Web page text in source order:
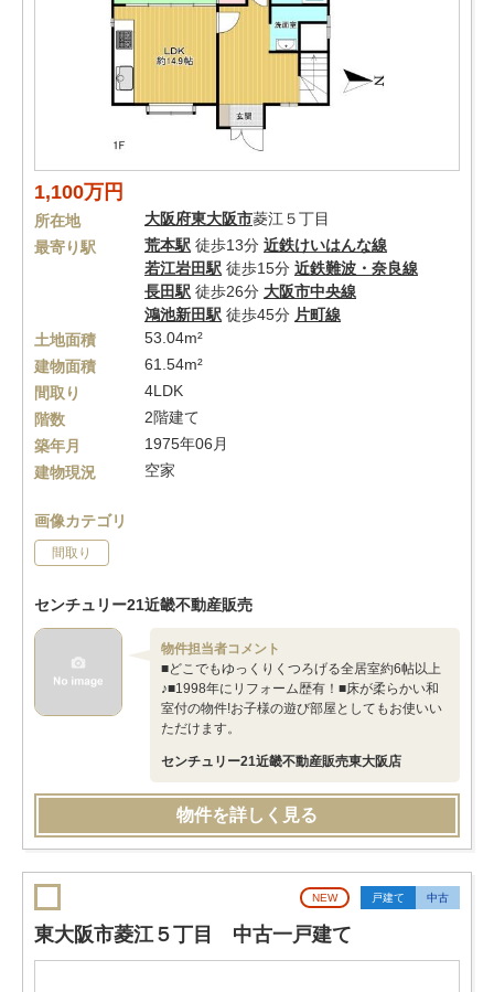
1,100万円
所在地 大阪府東大阪市菱江５丁目
最寄り駅
荒本駅 徒歩13分 近鉄けいはんな線
若江岩田駅 徒歩15分 近鉄難波・奈良線
長田駅 徒歩26分 大阪市中央線
鴻池新田駅 徒歩45分 片町線
土地面積
53.04m²
建物面積
61.54m²
間取り
4LDK
階数
2階建て
築年月
1975年06月
建物現況
空家
画像カテゴリ
間取り
センチュリー21近畿不動産販売
物件担当者コメント
■どこでもゆっくりくつろげる全居室約6帖以上
♪■1998年にリフォーム歴有！■床が柔らかい和
室付の物件!お子様の遊び部屋としてもお使いい
ただけます。
センチュリー21近畿不動産販売東大阪店
物件を詳しく見る
NEW 戸建て 中古
東大阪市菱江５丁目 中古一戸建て